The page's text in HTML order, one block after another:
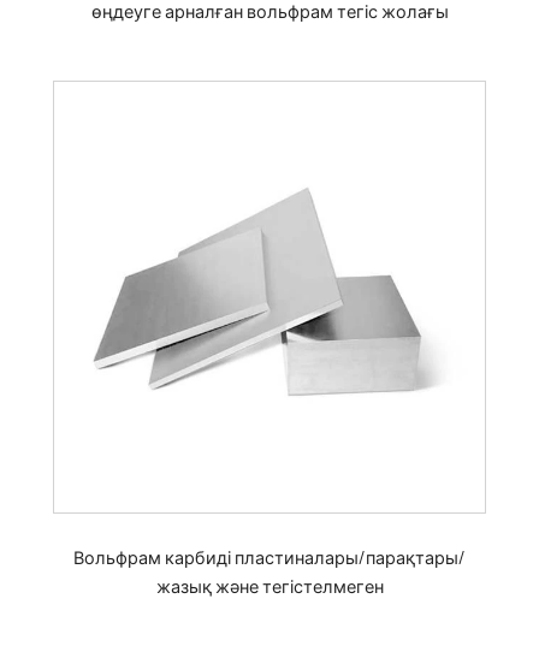
өңдеуге арналған вольфрам тегіс жолағы
Вольфрам карбиді пластиналары/парақтары/
жазық және тегістелмеген